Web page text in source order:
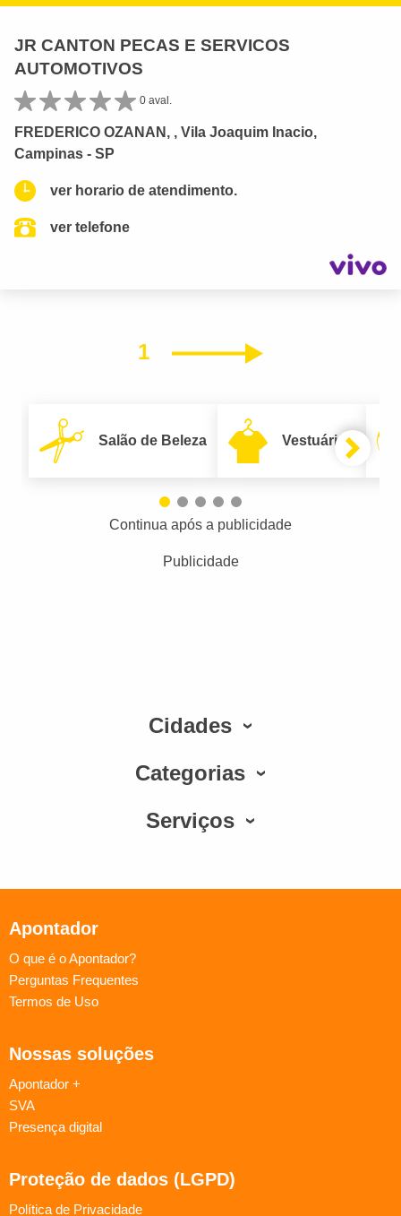
JR CANTON PECAS E SERVICOS
AUTOMOTIVOS
0 aval.
FREDERICO OZANAN, , Vila Joaquim Inacio,
Campinas - SP
ver horario de atendimento.
ver telefone
1 Próximo
Salão de Beleza Vestuário
Continua após a publicidade
Publicidade
Cidades
Categorias
Serviços
Apontador
O que é o Apontador?
Perguntas Frequentes
Termos de Uso
Nossas soluções
Apontador +
SVA
Presença digital
Proteção de dados (LGPD)
Política de Privacidade